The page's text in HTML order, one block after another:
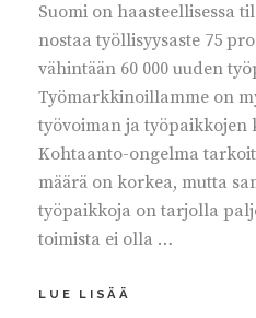
Suomi on haasteellisessa
nostaa työllisyysaste 75
vähintään 60 000 uuden
Työmarkkinoillamme on
työvoiman ja työpaikkojen
Kohtaanto-ongelma
määrä on korkea, mutta
työpaikkoja on tarjolla
toimista ei olla …
LUE LISÄÄ